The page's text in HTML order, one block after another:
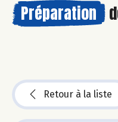
Préparation
Retour à la liste